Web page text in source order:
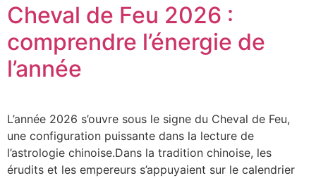
Cheval de Feu 2026 :
comprendre l’énergie de
l’année
L’année 2026 s’ouvre sous le signe du Cheval de Feu,
une configuration puissante dans la lecture de
l’astrologie chinoise.Dans la tradition chinoise, les
érudits et les empereurs s’appuyaient sur le calendrier